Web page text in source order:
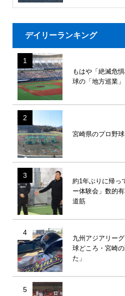
デイリーランキング
1
もはや「絶滅危
球の「地方巡業」
2
宮崎県のプロ野
3
約1年ぶりに帰っ
ー体験会」数的
道筋
4
九州アジアリー
球どころ・宮崎
た」
5